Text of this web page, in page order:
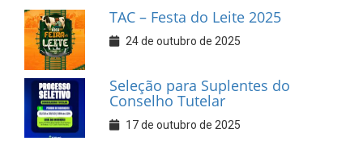
TAC – Festa do Leite 2025
24 de outubro de 2025
Seleção para Suplentes do
Conselho Tutelar
17 de outubro de 2025